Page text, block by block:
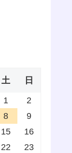
土 日
1
2
8
9
15
16
22
23